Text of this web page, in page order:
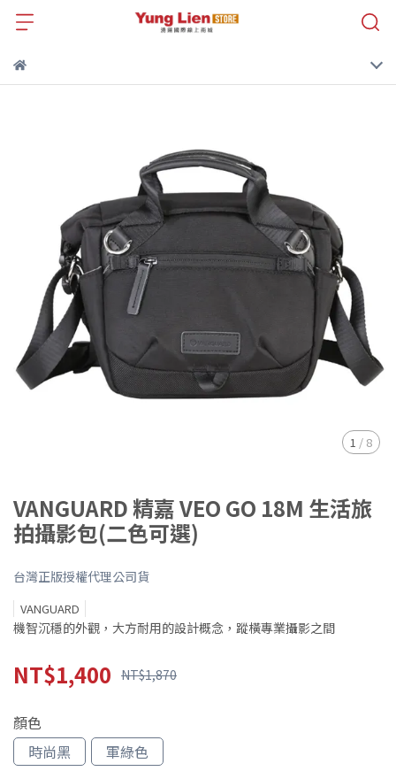
1 / 8
VANGUARD 精嘉 VEO GO 18M 生活旅
拍攝影包(二色可選)
台灣正版授權代理公司貨
VANGUARD
機智沉穩的外觀，大方耐用的設計概念，蹤橫專業攝影之間
NT$1,400 NT$1,870
顏色
時尚黑
軍綠色